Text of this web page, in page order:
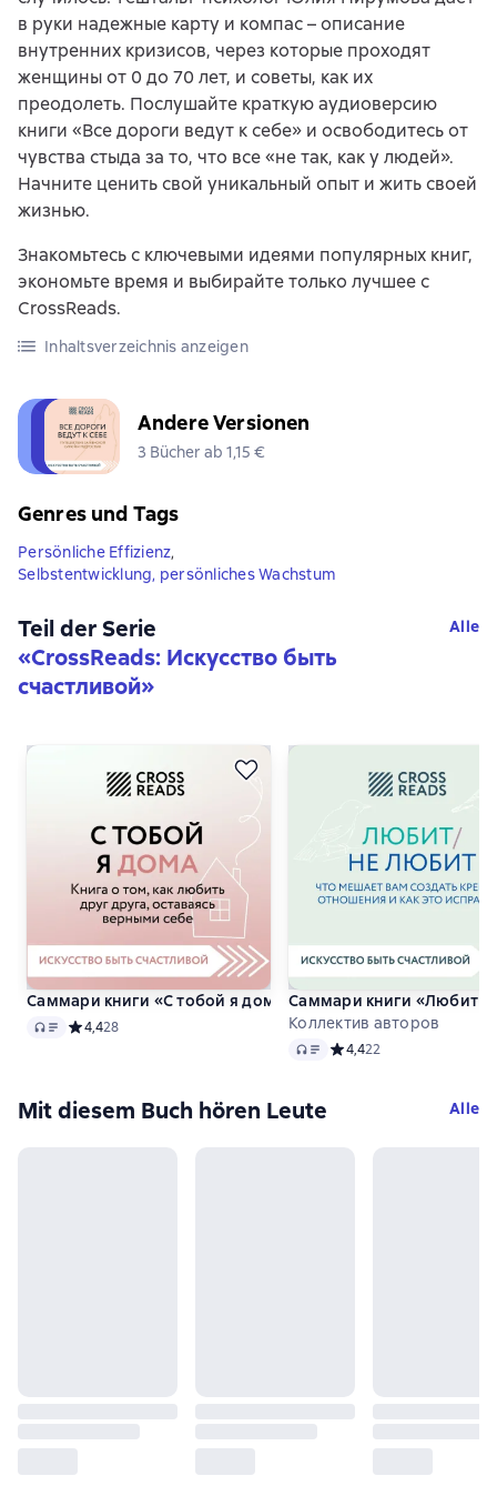
в руки надежные карту и компас – описание
внутренних кризисов, через которые проходят
женщины от 0 до 70 лет, и советы, как их
преодолеть. Послушайте краткую аудиоверсию
книги «Все дороги ведут к себе» и освободитесь от
чувства стыда за то, что все «не так, как у людей».
Начните ценить свой уникальный опыт и жить своей
жизнью.
Знакомьтесь с ключевыми идеями популярных книг,
экономьте время и выбирайте только лучшее с
CrossReads.
Inhaltsverzeichnis anzeigen
Andere Versionen
3 Bücher ab 1,15 €
Genres und Tags
Persönliche Effizienz,
Selbstentwicklung, persönliches Wachstum
Teil der Serie
«CrossReads: Искусство быть
счастливой»
Alle
Саммари книги «С тобой я дома. Книга о том, как любить
Audio Средний рейтинг 4,4 на основе 28 оценок
4,428
Саммари книги «Любит /
Коллектив авторов
Audio Средний рейтинг 4,4 на
4,422
Mit diesem Buch hören Leute Alle